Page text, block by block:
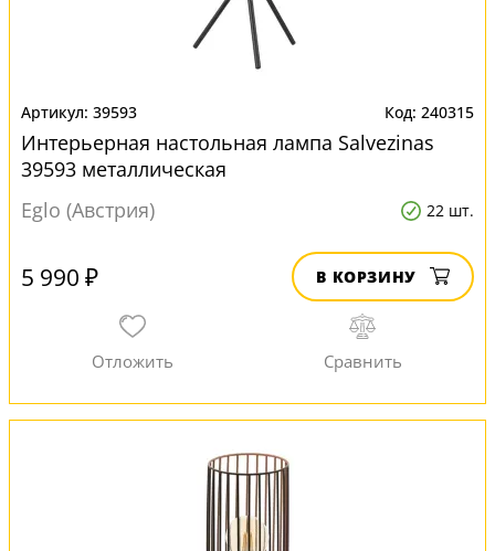
39593 240315
Интерьерная настольная лампа Salvezinas
39593 металлическая
Eglo (Австрия)
22 шт.
5 990 ₽ В КОРЗИНУ